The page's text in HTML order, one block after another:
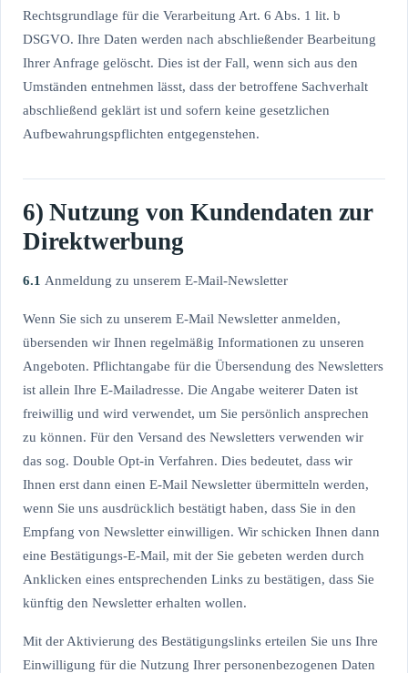
Rechtsgrundlage für die Verarbeitung Art. 6 Abs. 1 lit. b
DSGVO. Ihre Daten werden nach abschließender Bearbeitung
Ihrer Anfrage gelöscht. Dies ist der Fall, wenn sich aus den
Umständen entnehmen lässt, dass der betroffene Sachverhalt
abschließend geklärt ist und sofern keine gesetzlichen
Aufbewahrungspflichten entgegenstehen.
6) Nutzung von Kundendaten zur
Direktwerbung
6.1 Anmeldung zu unserem E-Mail-Newsletter
Wenn Sie sich zu unserem E-Mail Newsletter anmelden,
übersenden wir Ihnen regelmäßig Informationen zu unseren
Angeboten. Pflichtangabe für die Übersendung des Newsletters
ist allein Ihre E-Mailadresse. Die Angabe weiterer Daten ist
freiwillig und wird verwendet, um Sie persönlich ansprechen
zu können. Für den Versand des Newsletters verwenden wir
das sog. Double Opt-in Verfahren. Dies bedeutet, dass wir
Ihnen erst dann einen E-Mail Newsletter übermitteln werden,
wenn Sie uns ausdrücklich bestätigt haben, dass Sie in den
Empfang von Newsletter einwilligen. Wir schicken Ihnen dann
eine Bestätigungs-E-Mail, mit der Sie gebeten werden durch
Anklicken eines entsprechenden Links zu bestätigen, dass Sie
künftig den Newsletter erhalten wollen.
Mit der Aktivierung des Bestätigungslinks erteilen Sie uns Ihre
Einwilligung für die Nutzung Ihrer personenbezogenen Daten